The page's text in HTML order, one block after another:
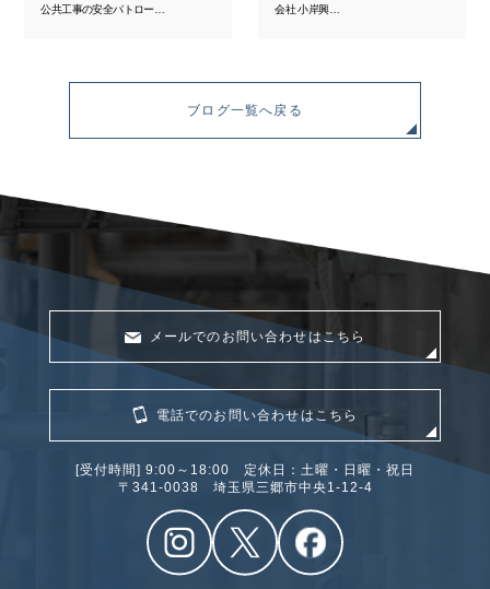
公共工事の安全パトロー…
会社 小岸興…
ブログ一覧へ戻る
メールでのお問い合わせはこちら
電話でのお問い合わせはこちら
[受付時間] 9:00～18:00 定休日：土曜・日曜・祝日
〒341‐0038 埼玉県三郷市中央1-12-4